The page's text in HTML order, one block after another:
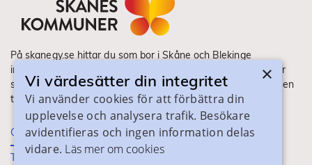
På skanegy.se hittar du som bor i Skåne och Blekinge
information om ditt gymnasieval. Här ser du vilka utbildningar
som finns och hur ansökan och antagning går till. Webbplatsen
tillhandahålls av Skånes Kommuner.
Om webbplatsen
Tillgänglighet
×
Vi värdesätter din integritet
Vi använder cookies för att förbättra din
upplevelse och analysera trafik. Besökare
avidentifieras och ingen information delas
vidare. Läs mer om cookies